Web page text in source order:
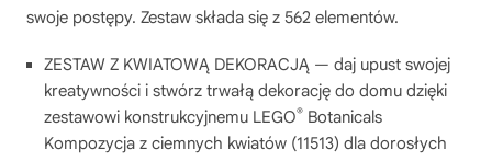
swoje postępy. Zestaw składa się z 562 elementów.
ZESTAW Z KWIATOWĄ DEKORACJĄ — daj upust swojej
kreatywności i stwórz trwałą dekorację do domu dzięki
zestawowi konstrukcyjnemu LEGO® Botanicals
Kompozycja z ciemnych kwiatów (11513) dla dorosłych